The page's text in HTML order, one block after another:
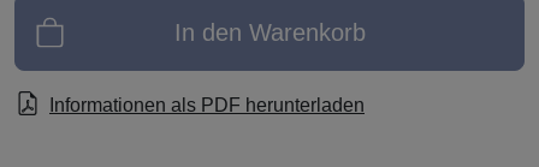
In den Warenkorb
Informationen als PDF herunterladen